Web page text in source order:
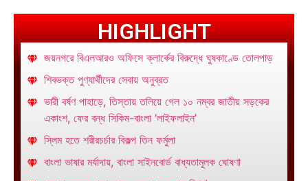
HIGHLIGHT
জয়নগরে বিএলআরও অফিসে ক্লার্কের বিরুদ্ধে ঘুষকাণ্ডে তোলপাড়
শিবভক্ত পুণ্যার্থীদের সেবায় অনুব্রত
ভারী বর্ষণ পাহাড়ে, তিস্তায় তলিয়ে গেল ১০ নম্বর জাতীয় সড়কের
একাংশ, ফের বন্ধ সিকিম-বাংলা ‘লাইফলাইন’
স্লিম হতে শরীরচর্চার বিকল্প তিন ফর্মুলা
বাংলা ভাষার মর্যাদায়, বাংলা সাইনবোর্ড বাধ্যতামূলক ঘোষণা